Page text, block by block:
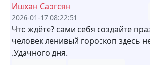
Ишхан Саргсян
2026-01-17 08:22:51
Что ждёте? сами себя создайте
человек ленивый гороскоп здесь
.Удачного дня.